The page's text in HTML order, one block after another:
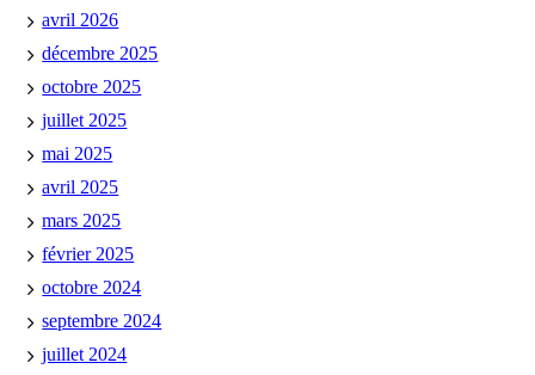
avril 2026
décembre 2025
octobre 2025
juillet 2025
mai 2025
avril 2025
mars 2025
février 2025
octobre 2024
septembre 2024
juillet 2024